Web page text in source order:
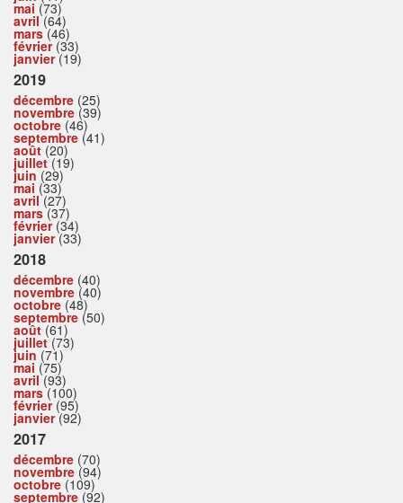
mai (73)
avril(64)
mars(46)
février(33)
janvier(19)
2019
décembre (25)
novembre (39)
octobre (46)
septembre (41)
août (20)
juillet(19)
juin (29)
mai (33)
avril(27)
mars(37)
février(34)
janvier(33)
2018
décembre (40)
novembre (40)
octobre (48)
septembre (50)
août (61)
juillet(73)
juin (71)
mai (75)
avril(93)
mars(100)
février(95)
janvier(92)
2017
décembre (70)
novembre (94)
octobre (109)
septembre (92)